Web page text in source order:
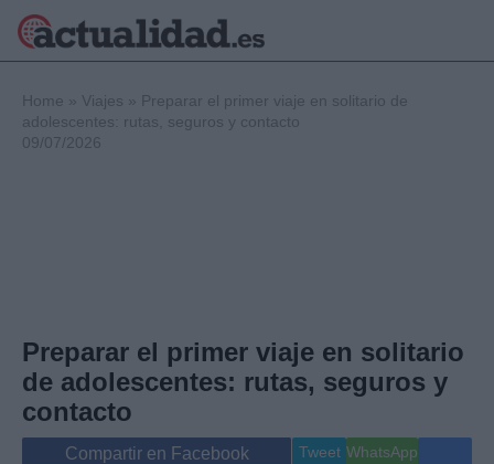
Internacional
Viajes
Gente
Musica
Home » Viajes » Preparar el primer viaje en solitario de
adolescentes: rutas, seguros y contacto
09/07/2026
Preparar el primer viaje en solitario
de adolescentes: rutas, seguros y
contacto
Compartir en Facebook Tweet WhatsApp